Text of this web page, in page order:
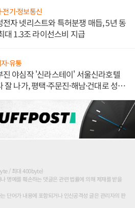
전기·정보통신
전자 넷리스트와 특허분쟁 매듭, 5년 동
대 1.3조 라이선스비 지급
·유통
진 야심작 '신라스테이' 서울신라호텔
잘 나가, 평택·주문진·해남·건대로 성
/ 최대 400byte)
명예를 훼손하는 댓글은 관련 법률에 의해 제재를 받을
단어가 내용에 포함되거나 인신공격성 글은 관리자의 판